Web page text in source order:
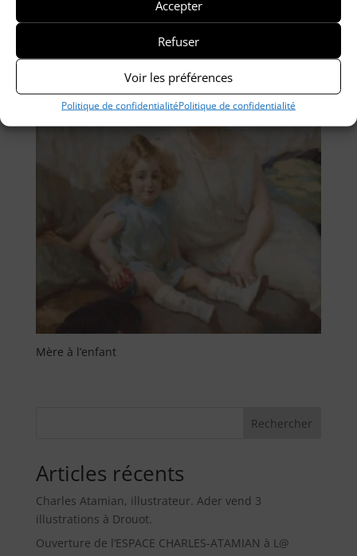
Accepter
Refuser
Voir les préférences
Politique de confidentialitéPolitique de confidentialité
Femme arrangeant les fleurs sur la cheminée
Mère à l’enfant
Rechercher
Articles récents
Charles Atamian, illustrateur. Ader vend 3
illustrations à Drouot.
Ouverture de l’ESPACE CHARLES-ATAMIAN à L@